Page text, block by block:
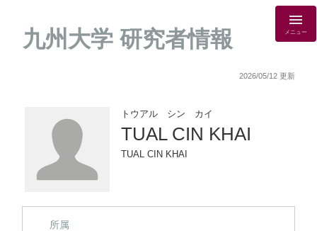
九州大学 研究者情報 メニュー
2026/05/12 更新
トウアル シン カイ
TUAL CIN KHAI
TUAL CIN KHAI
所属